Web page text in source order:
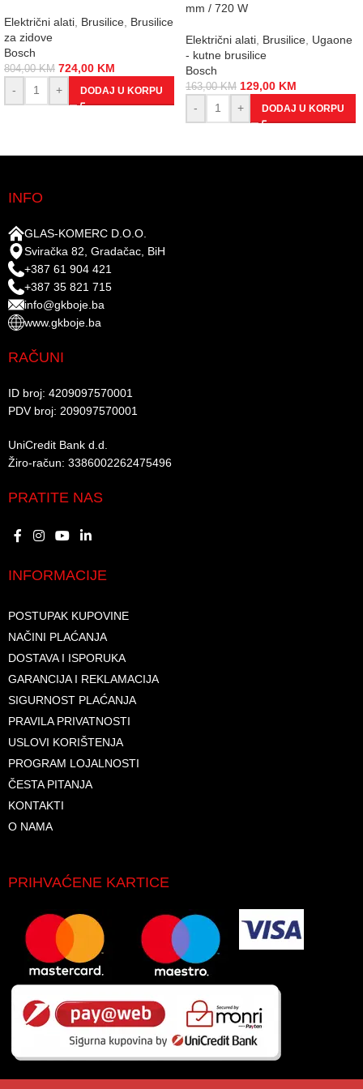
Električni alati Brusilice Brusilice
za zidove
Bosch
804,00KM 724,00 KM
-
+ DODAJ U KORPU
mm / 720 W
Električni alati Brusilice Ugaone
- kutne brusilice
Bosch
163,00KM 129,00 KM
-
+ DODAJ U KORPU
INFO
GLAS-KOMERC D.O.O.
Sviračka 82, Gradačac, BiH
+387 61 904 421
+387 35 821 715
info@gkboje.ba
www.gkboje.ba
RAČUNI
ID broj: 4209097570001​
PDV broj: 209097570001 ​
UniCredit Bank d.d.​
Žiro-račun: 3386002262475496​​
PRATITE NAS
INFORMACIJE
POSTUPAK KUPOVINE
NAČINI PLAĆANJA
DOSTAVA I ISPORUKA
GARANCIJA I REKLAMACIJA
SIGURNOST PLAĆANJA
PRAVILA PRIVATNOSTI
USLOVI KORIŠTENJA
PROGRAM LOJALNOSTI
ČESTA PITANJA
KONTAKTI
O NAMA
PRIHVAĆENE KARTICE